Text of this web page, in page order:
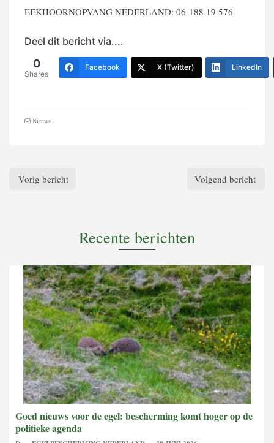
EEKHOORNOPVANG NEDERLAND: 06-188 19 576.
Deel dit bericht via....
0
Shares
Facebook X (Twitter) LinkedIn
Nieuws
Vorig bericht Volgend bericht
Recente berichten
Goed nieuws voor de egel: bescherming komt hoger op de
politieke agenda